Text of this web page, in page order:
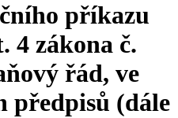
příkazu
4 zákona č.
řád, ve
předpisů (dále